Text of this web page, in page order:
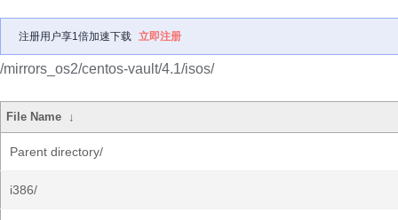
注册用户享1倍加速下载 立即注册
/mirrors_os2/centos-vault/4.1/isos/
File Name ↓
Parent directory/
i386/